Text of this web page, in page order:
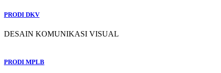
PRODI DKV
DESAIN KOMUNIKASI VISUAL
PRODI MPLB